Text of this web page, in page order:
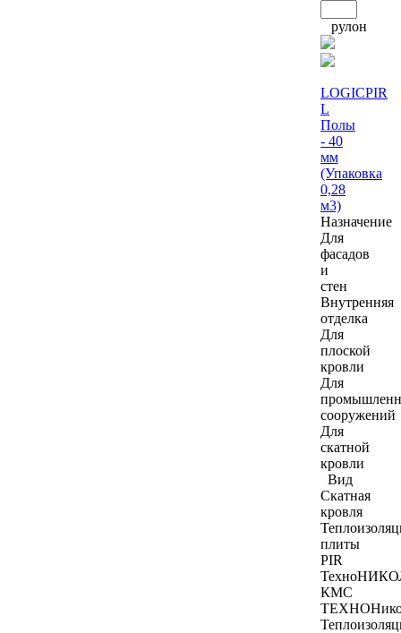
рулон
LOGICPIR
L
Полы
- 40
мм
(Упаковка
0,28
м3)
Назначение
Для
фасадов
и
стен
Внутренняя
отделка
Для
плоской
кровли
Для
сооружений
Для
скатной
кровли
Вид
Скатная
кровля
плиты
PIR
КМС